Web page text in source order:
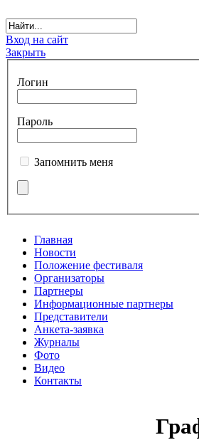
Вход на сайт
Закрыть
Логин
Пароль
Запомнить меня
Главная
Новости
Положение фестиваля
Организаторы
Партнеры
Информационные партнеры
Представители
Анкета-заявка
Журналы
Фото
Видео
Контакты